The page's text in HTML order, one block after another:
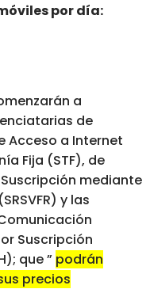
por día:
a
de
Acceso a Internet
Fija (STF), de
mediante
y las
Suscripción
que ” podrán
precios